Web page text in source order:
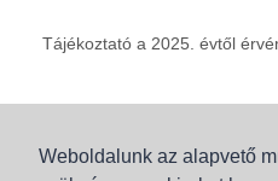
Weboldalunk az alapvető
Tájékoztató a 2025. évtől
Szaknévsor